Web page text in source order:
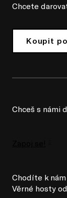
Chcete
Koupit
Chceš s námi
Chodíte k
Věrné hosty